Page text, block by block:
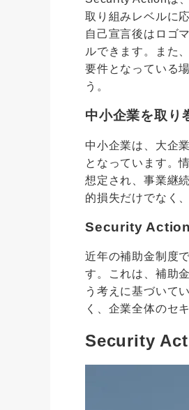
取り組みレベルに
自己宣言後はロゴ
ルできます。また
要件となっている
う。
中小企業を取り
中小企業は、大企
となっています。
想定され、事業継
的損失だけでなく
Security Action
近年の補助金制度
す。これは、補助
う考えに基づいて
く、企業全体のセ
Security